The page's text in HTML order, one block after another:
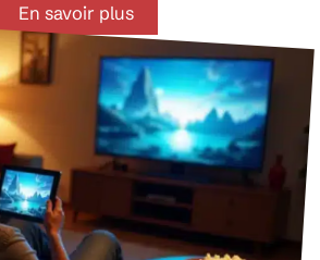
En savoir plus